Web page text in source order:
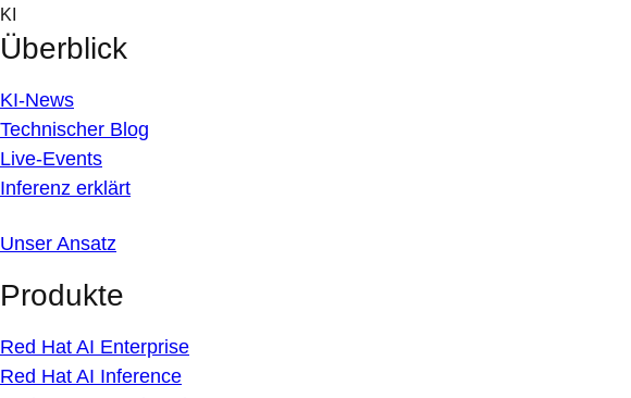
Skip
to
content
KI
Überblick
KI-News
Technischer Blog
Live-Events
Inferenz erklärt
Unser Ansatz
Produkte
Red Hat AI Enterprise
Red Hat AI Inference